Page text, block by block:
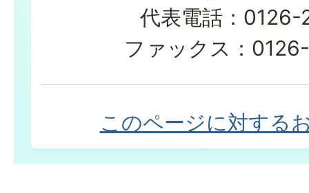
代表電話：0126-
ファックス：
このページに対する